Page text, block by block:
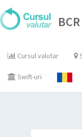
Cursul valutar
Swift-uri